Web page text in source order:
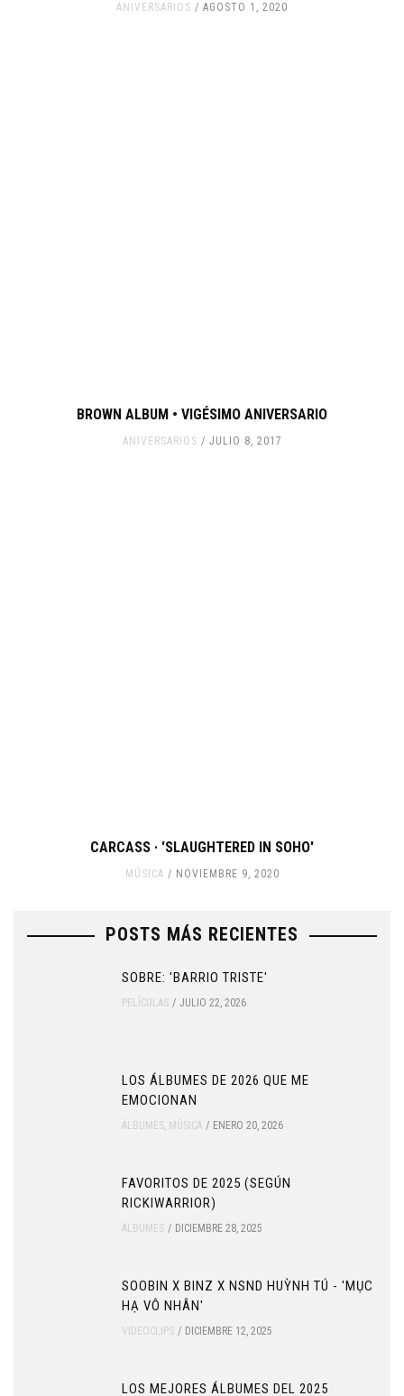
ANIVERSARIOS AGOSTO 1, 2020
BROWN ALBUM • VIGÉSIMO ANIVERSARIO
ANIVERSARIOS JULIO 8, 2017
CARCASS · 'SLAUGHTERED IN SOHO'
MÚSICA NOVIEMBRE 9, 2020
POSTS MÁS RECIENTES
SOBRE: 'BARRIO TRISTE'
PELÍCULAS JULIO 22, 2026
LOS ÁLBUMES DE 2026 QUE ME
EMOCIONAN
ÁLBUMES MÚSICA ENERO 20, 2026
FAVORITOS DE 2025 (SEGÚN
RICKIWARRIOR)
ÁLBUMES DICIEMBRE 28, 2025
SOOBIN X BINZ X NSND HUỲNH TÚ - 'MỤC
HẠ VÔ NHÂN'
VIDEOCLIPS DICIEMBRE 12, 2025
LOS MEJORES ÁLBUMES DEL 2025